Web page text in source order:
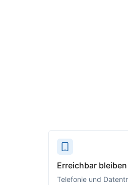
Erreichbar
Telefonie und